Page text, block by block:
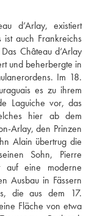
d‘Arlay, existiert
ist auch Frankreichs
Château d‘Arlay
und beherbergte in
Im 18.
es zu ihrem
Laguiche vor, das
hier ab dem
Arlay, den Prinzen
Alain übertrug die
Sohn, Pierre
auf eine moderne
Ausbau in Fässern
die aus dem 17.
Fläche von etwa